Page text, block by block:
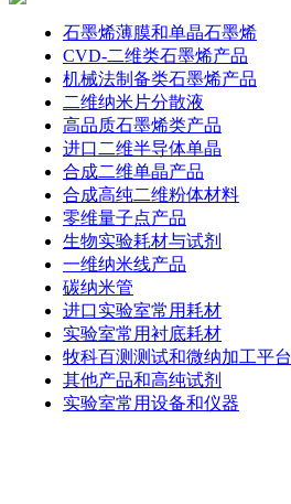
石墨烯薄膜和单晶石墨烯
CVD-二维类石墨烯产品
机械法制备类石墨烯产品
二维纳米片分散液
高品质石墨烯类产品
进口二维半导体单晶
合成二维单晶产品
合成高纯二维粉体材料
零维量子点产品
生物实验耗材与试剂
一维纳米线产品
碳纳米管
进口实验室常用耗材
实验室常用衬底耗材
牧科百测测试和微纳加工平台
其他产品和高纯试剂
实验室常用设备和仪器